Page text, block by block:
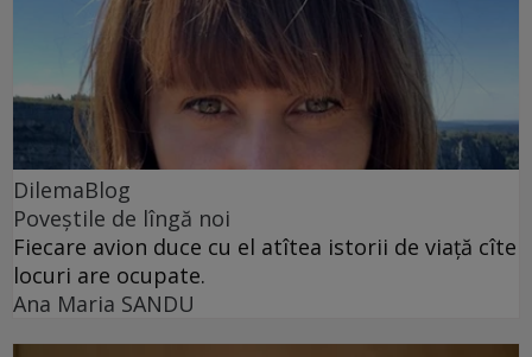
DilemaBlog
Poveștile de lîngă noi
Fiecare avion duce cu el atîtea istorii de viață cîte
locuri are ocupate.
Ana Maria SANDU